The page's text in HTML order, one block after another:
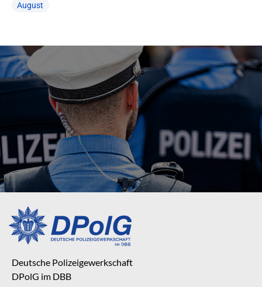
August
Deutsche Polizeigewerkschaft
DPolG im DBB